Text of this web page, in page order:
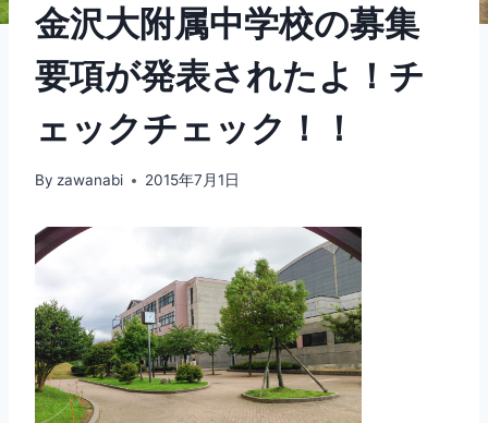
金沢大附属中学校の募集
要項が発表されたよ！チ
ェックチェック！！
By zawanabi 2015年7月1日